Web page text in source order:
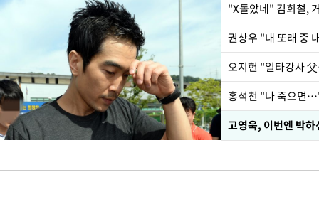
"X돌았네" 김희철,
권상우 "내 또래 중
홍석천 "나 죽으면